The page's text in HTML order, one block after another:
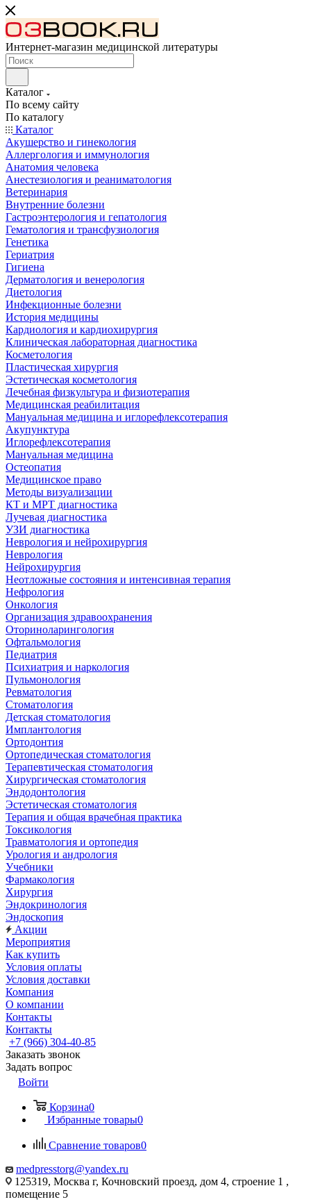
Интернет-магазин медицинской литературы
Каталог
По всему сайту
По каталогу
Каталог
Акушерство и гинекология
Аллергология и иммунология
Анатомия человека
Анестезиология и реаниматология
Ветеринария
Внутренние болезни
Гастроэнтерология и гепатология
Гематология и трансфузиология
Генетика
Гериатрия
Гигиена
Дерматология и венерология
Диетология
Инфекционные болезни
История медицины
Кардиология и кардиохирургия
Клиническая лабораторная диагностика
Косметология
Пластическая хирургия
Эстетическая косметология
Лечебная физкультура и физиотерапия
Медицинская реабилитация
Мануальная медицина и иглорефлексотерапия
Акупунктура
Иглорефлексотерапия
Мануальная медицина
Остеопатия
Медицинское право
Методы визуализации
КТ и МРТ диагностика
Лучевая диагностика
УЗИ диагностика
Неврология и нейрохирургия
Неврология
Нейрохирургия
Неотложные состояния и интенсивная терапия
Нефрология
Онкология
Организация здравоохранения
Оториноларингология
Офтальмология
Педиатрия
Психиатрия и наркология
Пульмонология
Ревматология
Стоматология
Детская стоматология
Имплантология
Ортодонтия
Ортопедическая стоматология
Терапевтическая стоматология
Хирургическая стоматология
Эндодонтология
Эстетическая стоматология
Терапия и общая врачебная практика
Токсикология
Травматология и ортопедия
Урология и андрология
Учебники
Фармакология
Хирургия
Эндокринология
Эндоскопия
Акции
Мероприятия
Как купить
Условия оплаты
Условия доставки
Компания
О компании
Контакты
Контакты
+7 (966) 304-40-85
Заказать звонок
Задать вопрос
Войти
Корзина0
Избранные товары0
Сравнение товаров0
medpresstorg@yandex.ru
125319, Москва г, Кочновский проезд, дом 4, строение 1 ,
помещение 5